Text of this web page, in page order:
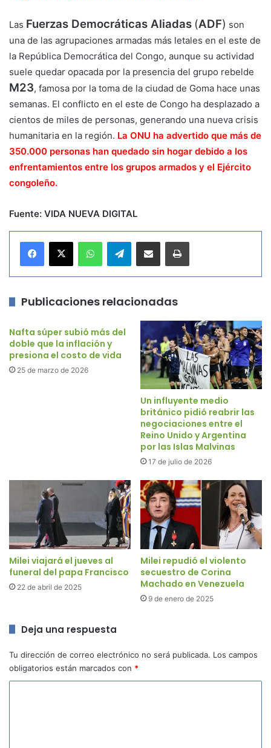
Las Fuerzas Democráticas Aliadas (ADF) son
una de las agrupaciones armadas más letales en el este de
la República Democrática del Congo, aunque su actividad
suele quedar opacada por la presencia del grupo rebelde
M23, famosa por la toma de la ciudad de Goma hace unas
semanas. El conflicto en el este de Congo ha desplazado a
cientos de miles de personas, generando una nueva crisis
humanitaria en la región. La ONU ha advertido que más de
350.000 personas han quedado sin hogar debido a los
enfrentamientos entre los grupos armados y el Ejército
congoleño.
Fuente: VIDA NUEVA DIGITAL
Telegram
Publicaciones relacionadas
Nafta súper subió más del
doble que la inflación y
presiona el costo de vida
25 de marzo de 2026
Un influyente medio
británico pidió reabrir las
negociaciones entre el
Reino Unido y Argentina
por las Islas Malvinas
17 de julio de 2026
Milei viajará el jueves al
funeral del papa Francisco
22 de abril de 2025
Milei repudió el violento
secuestro de Corina
Machado en Venezuela
9 de enero de 2025
Deja una respuesta
Tu dirección de correo electrónico no será publicada. Los campos
obligatorios están marcados con *